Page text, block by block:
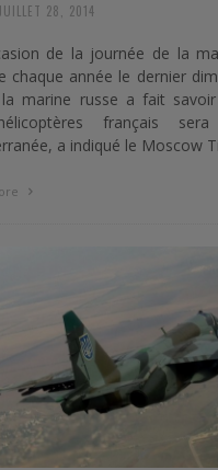
JUILLET 28, 2014
de la journée de la
chaque année le dernier
marine russe a fait
hélicoptères français
a indiqué le Moscow